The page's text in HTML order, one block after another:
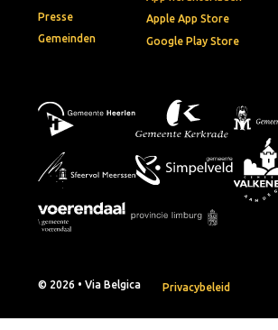
Apple App Store
Google Play Store
Presse
Gemeinden
© 2026 • Via Belgica Privacybeleid